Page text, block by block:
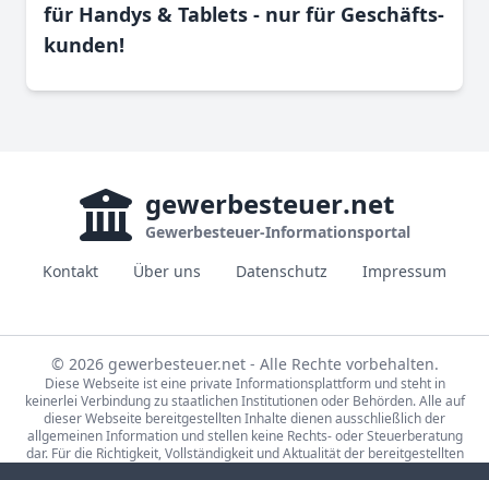
für Handys & Tablets - nur für Geschäfts­
kunden!
gewerbesteuer.net
Gewerbesteuer-Informationsportal
Kontakt
Über uns Datenschutz Impressum
© 2026 gewerbesteuer.net - Alle Rechte vorbehalten.
Diese Webseite ist eine private Informationsplattform und steht in
keinerlei Verbindung zu staatlichen Institutionen oder Behörden. Alle auf
dieser Webseite bereitgestellten Inhalte dienen ausschließlich der
allgemeinen Information und stellen keine Rechts- oder Steuerberatung
dar. Für die Richtigkeit, Vollständigkeit und Aktualität der bereitgestellten